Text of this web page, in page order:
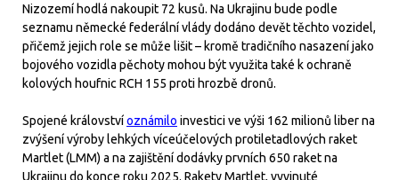
Nizozemí hodlá nakoupit 72 kusů. Na Ukrajinu bude podle
seznamu německé federální vlády dodáno devět těchto vozidel,
přičemž jejich role se může lišit – kromě tradičního nasazení jako
bojového vozidla pěchoty mohou být využita také k ochraně
kolových houfnic RCH 155 proti hrozbě dronů.
Spojené královstvíoznámilo investici ve výši 162 milionů liber na
zvýšení výroby lehkých víceúčelových protiletadlových raket
Martlet (LMM) a na zajištění dodávky prvních 650 raket na
Ukrajinu do konce roku 2025. Rakety Martlet, vyvinuté